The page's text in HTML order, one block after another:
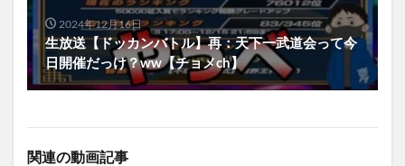
2024年12月16日
生放送【ドッカンバトル】再：天下一武道会って今
日開催だっけ？ww【チョメch】
関連の動画記事